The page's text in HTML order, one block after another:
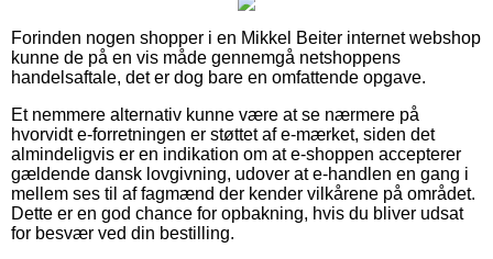
Forinden nogen shopper i en Mikkel Beiter internet webshop
kunne de på en vis måde gennemgå netshoppens
handelsaftale, det er dog bare en omfattende opgave.
Et nemmere alternativ kunne være at se nærmere på
hvorvidt e-forretningen er støttet af e-mærket, siden det
almindeligvis er en indikation om at e-shoppen accepterer
gældende dansk lovgivning, udover at e-handlen en gang i
mellem ses til af fagmænd der kender vilkårene på området.
Dette er en god chance for opbakning, hvis du bliver udsat
for besvær ved din bestilling.